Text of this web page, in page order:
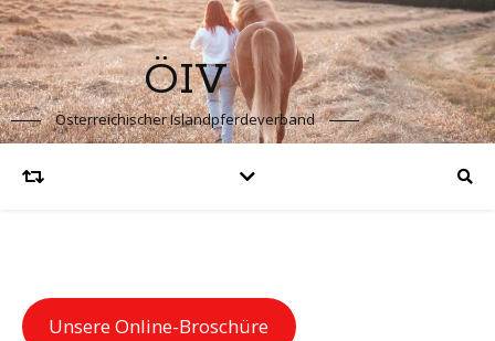
ÖIV
Österreichischer Islandpferdeverband
Unsere Online-Broschüre